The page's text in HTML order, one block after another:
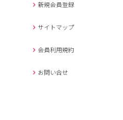
新規会員登録
サイトマップ
会員利用規約
お問い合せ